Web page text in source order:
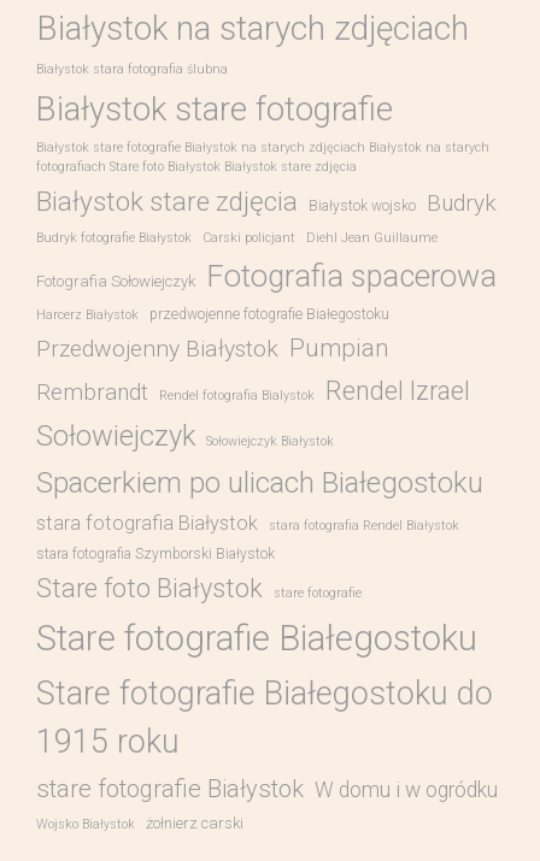
Białystok na starych zdjęciach
Białystok stara fotografia ślubna
Białystok stare fotografie
Białystok stare fotografie Białystok na starych zdjęciach Białystok na starych
fotografiach Stare foto Białystok Białystok stare zdjęcia
Białystok stare zdjęcia Białystok wojsko Budryk
Budryk fotografie Białystok Carski policjant Diehl Jean Guillaume
Fotografia Sołowiejczyk Fotografia spacerowa
Harcerz Białystok przedwojenne fotografie Białegostoku
Przedwojenny Białystok Pumpian
Rembrandt Rendel fotografia Bialystok Rendel Izrael
Sołowiejczyk Sołowiejczyk Białystok
Spacerkiem po ulicach Białegostoku
stara fotografia Białystok stara fotografia Rendel Białystok
stara fotografia Szymborski Białystok
Stare foto Białystok stare fotografie
Stare fotografie Białegostoku
Stare fotografie Białegostoku do
1915 roku
stare fotografie Białystok W domu i w ogródku
Wojsko Białystok żołnierz carski